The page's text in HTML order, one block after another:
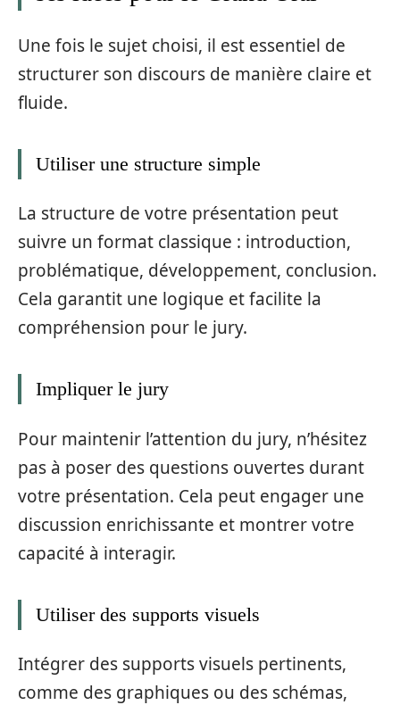
Une fois le sujet choisi, il est essentiel de
structurer son discours de manière claire et
fluide.
Utiliser une structure simple
La structure de votre présentation peut
suivre un format classique : introduction,
problématique, développement, conclusion.
Cela garantit une logique et facilite la
compréhension pour le jury.
Impliquer le jury
Pour maintenir l’attention du jury, n’hésitez
pas à poser des questions ouvertes durant
votre présentation. Cela peut engager une
discussion enrichissante et montrer votre
capacité à interagir.
Utiliser des supports visuels
Intégrer des supports visuels pertinents,
comme des graphiques ou des schémas,